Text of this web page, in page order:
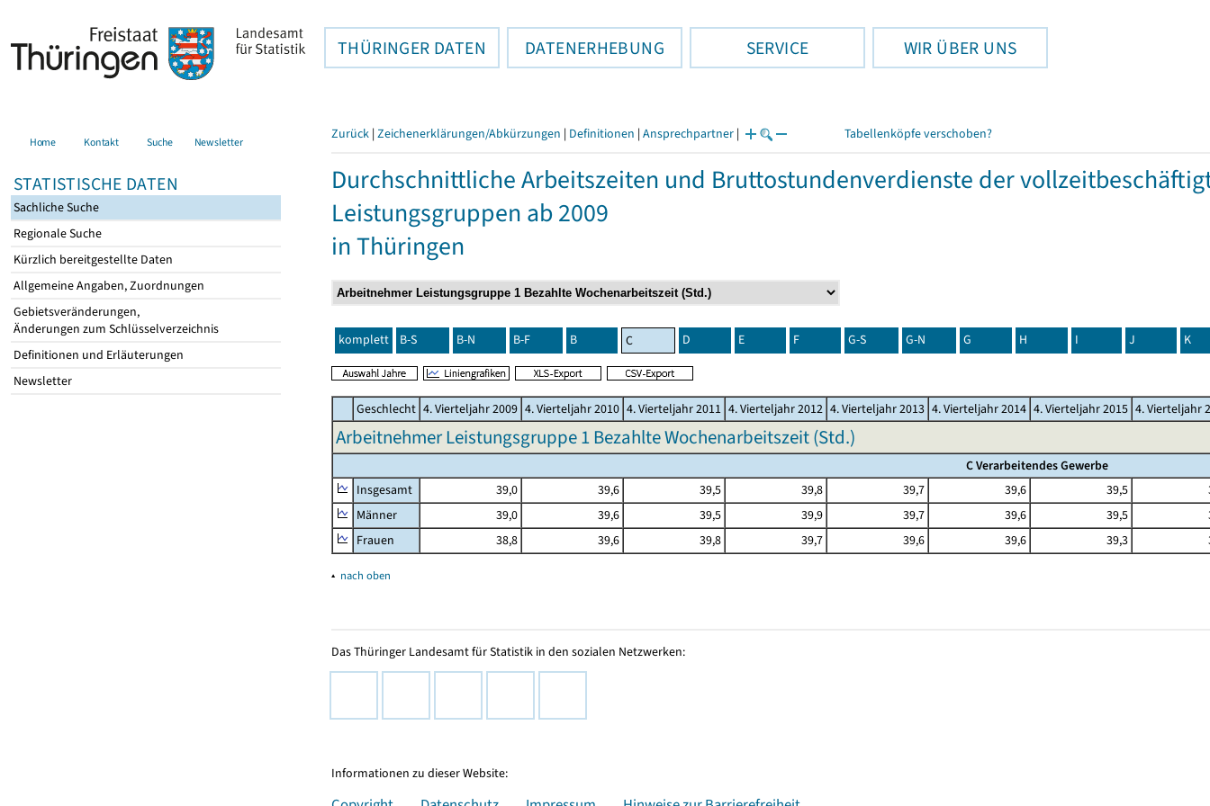
THÜRINGER DATEN DATENERHEBUNG SERVICE WIR ÜBER UNS
Home Kontakt Suche Newsletter
STATISTISCHE DATEN
Sachliche Suche
Regionale Suche
Kürzlich bereitgestellte Daten
Allgemeine Angaben, Zuordnungen
Gebietsveränderungen,
Änderungen zum Schlüsselverzeichnis
Definitionen und Erläuterungen
Newsletter
Zurück | Zeichenerklärungen/Abkürzungen | Definitionen | Ansprechpartner | Tabellenköpfe verschoben?
Durchschnittliche Arbeitszeiten und Bruttostundenverdienste der
Leistungsgruppen ab 2009
in Thüringen
komplett B-S B-N B-F B C D E F G-S G-N G H I J K
Geschlecht 4. Vierteljahr 2009 4. Vierteljahr 2010 4. Vierteljahr 2011 4. Vierteljahr 2012 4. Vierteljahr 2013 4. Vierteljahr 2014 4. Vierteljahr 2015 4. Vierteljahr
Arbeitnehmer Leistungsgruppe 1 Bezahlte Wochenarbeitszeit (Std.)
C Verarbeitendes Gewerbe
Insgesamt
39,0 39,6 39,5 39,8 39,7 39,6 39,5
Männer
39,0 39,6 39,5 39,9 39,7 39,6 39,5
Frauen
38,8 39,6 39,8 39,7 39,6 39,6 39,3
▴ nach oben
Das Thüringer Landesamt für Statistik in den sozialen Netzwerken:
Informationen zu dieser Website: